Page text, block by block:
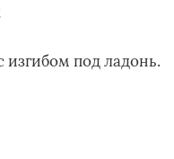
изгибом под ладонь.